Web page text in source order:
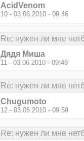
AcidVenom
10 - 03.06.2010 - 09:46
Re: нужен ли мне
Дядя Миша
11 - 03.06.2010 - 09:49
Re: нужен ли мне
Chugumoto
12 - 03.06.2010 - 09:59
Re: нужен ли мне